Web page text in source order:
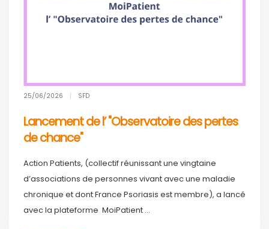
25/06/2026 SFD
Lancement de l’ "Observatoire des pertes
de chance"
Action Patients, (collectif réunissant une vingtaine
d’associations de personnes vivant avec une maladie
chronique et dont France Psoriasis est membre), a lancé
avec la plateforme MoiPatient ...